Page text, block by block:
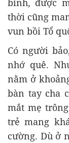
bình, được
thời cũng
vun bồi Tổ
Có người
nhớ quê.
nằm ở
bàn tay cha
mắt mẹ
trẻ mang
cường. Dù ở